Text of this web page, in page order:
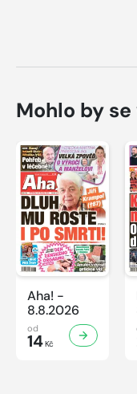
Mohlo by
Aha! -
8.8.2026
od
14Kč